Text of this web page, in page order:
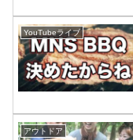
YouTubeライブ
アウトドア